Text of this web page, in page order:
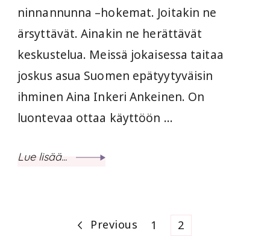
ninnannunna –hokemat. Joitakin ne
ärsyttävät. Ainakin ne herättävät
keskustelua. Meissä jokaisessa taitaa
joskus asua Suomen epätyytyväisin
ihminen Aina Inkeri Ankeinen. On
luontevaa ottaa käyttöön …
Lue lisää...
Artikkelien
Previous Page
1 Page
2